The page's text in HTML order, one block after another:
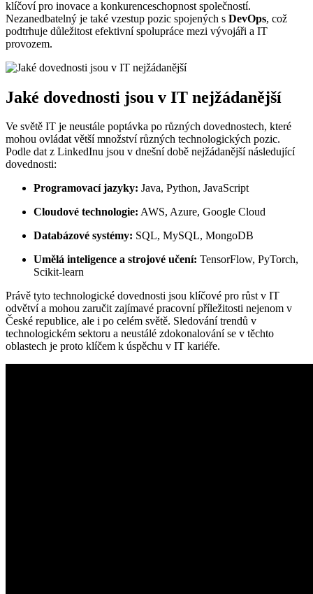
klíčoví pro inovace a konkurenceschopnost společností.
Nezanedbatelný je také vzestup pozic spojených s DevOps, což
podtrhuje důležitost efektivní spolupráce mezi vývojáři a IT
provozem.
Jaké dovednosti jsou v IT nejžádanější
Ve světě IT je neustále poptávka po různých dovednostech, které
mohou ovládat větší množství různých technologických pozic.
Podle dat z LinkedInu jsou v dnešní době nejžádanější následující
dovednosti:
Programovací jazyky: Java, Python, JavaScript
Cloudové technologie: AWS, Azure, Google Cloud
Databázové systémy: SQL, MySQL, MongoDB
Umělá inteligence a strojové učení: TensorFlow, PyTorch,
Scikit-learn
Právě tyto technologické dovednosti jsou klíčové pro růst v IT
odvětví a mohou zaručit zajímavé pracovní příležitosti nejenom v
České republice, ale i po celém světě. Sledování trendů v
technologickém sektoru a neustálé zdokonalování se v těchto
oblastech je proto klíčem k úspěchu v IT kariéře.